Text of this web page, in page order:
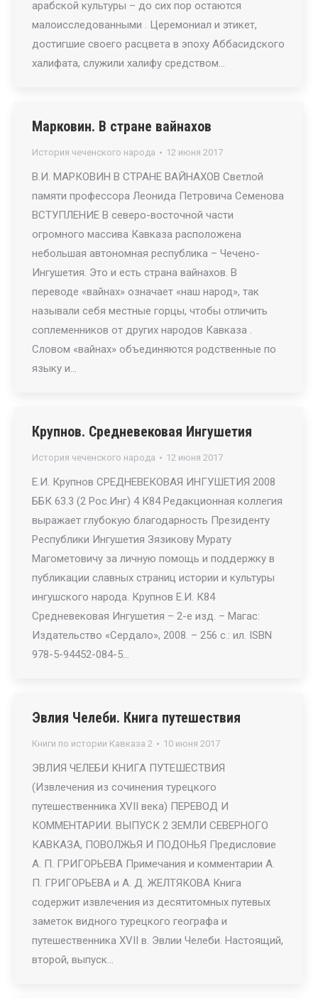
арабской культуры – до сих пор остаются
малоисследованными . Церемониал и этикет,
достигшие своего расцвета в эпоху Аббасидского
халифата, служили халифу средством…
Марковин. В стране вайнахов
История чеченского народа 12 июня 2017
В.И. МАРКОВИН В СТРАНЕ ВАЙНАХОВ Светлой
памяти профессора Леонида Петровича Семенова
ВСТУПЛЕНИЕ В северо-восточной части
огромного массива Кавказа расположена
небольшая автономная республика – Чечено-
Ингушетия. Это и есть страна вайнахов. В
переводе «вайнах» означает «наш народ», так
называли себя местные горцы, чтобы отличить
соплеменников от других народов Кавказа .
Словом «вайнах» объединяются родственные по
языку и…
Крупнов. Средневековая Ингушетия
История чеченского народа 12 июня 2017
Е.И. Крупнов СРЕДНЕВЕКОВАЯ ИНГУШЕТИЯ 2008
ББК 63.3 (2 Рос.Инг) 4 К84 Редакционная коллегия
выражает глубокую благодарность Президенту
Республики Ингушетия Зязикову Мурату
Магометовичу за личную помощь и поддержку в
публикации славных страниц истории и культуры
ингушского народа. Крупнов Е.И. К84
Средневековая Ингушетия – 2-е изд. – Магас:
Издательство «Сердало», 2008. – 256 с.: ил. ISBN
978-5-94452-084-5…
Эвлия Челеби. Книга путешествия
Книги по истории Кавказа 2 10 июня 2017
ЭВЛИЯ ЧЕЛЕБИ КНИГА ПУТЕШЕСТВИЯ
(Извлечения из сочинения турецкого
путешественника XVII века) ПЕРЕВОД И
КОММЕНТАРИИ. ВЫПУСК 2 ЗЕМЛИ СЕВЕРНОГО
КАВКАЗА, ПОВОЛЖЬЯ И ПОДОНЬЯ Предисловие
А. П. ГРИГОРЬЕВА Примечания и комментарии А.
П. ГРИГОРЬЕВА и А. Д. ЖЕЛТЯКОВА Книга
содержит извлечения из десятитомных путевых
заметок видного турецкого географа и
путешественника XVII в. Эвлии Челеби. Настоящий,
второй, выпуск…